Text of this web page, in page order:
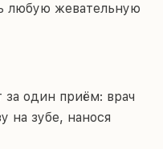
любую жевательную
один приём: врач
на зубе, нанося